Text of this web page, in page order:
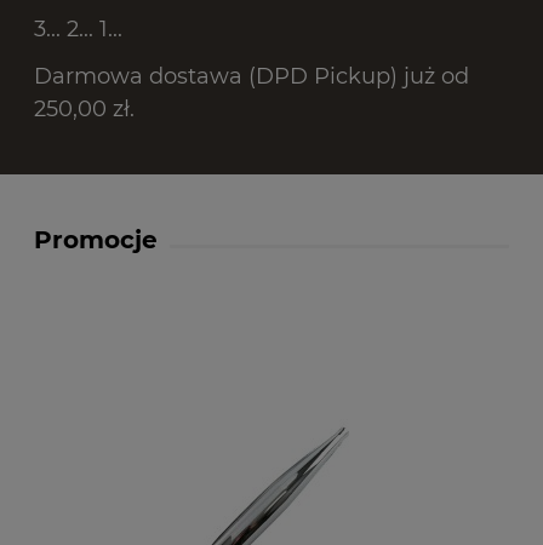
3... 2... 1...
Darmowa dostawa (DPD Pickup) już od
250,00 zł.
Promocje